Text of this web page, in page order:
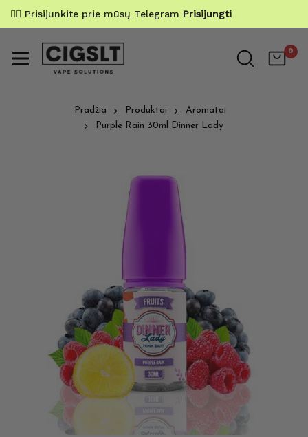
✌🏼 Prisijunkite prie mūsų Telegram Prisijungti
0
Pradžia Produktai
Aromatai
Purple Rain 30ml Dinner Lady